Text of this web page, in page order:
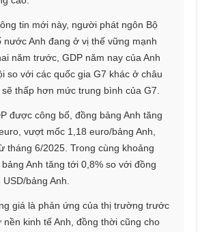
tin mới này, người phát ngôn Bộ
nước Anh đang ở vị thế vững mạnh
năm trước, GDP năm nay của Anh
so với các quốc gia G7 khác ở châu
thấp hơn mức trung bình của G7.
được công bố, đồng bảng Anh tăng
vượt mốc 1,18 euro/bảng Anh,
tháng 6/2025. Trong cùng khoảng
Anh tăng tới 0,8% so với đồng
bảng Anh.
giá là phản ứng của thị trường trước
kinh tế Anh, đồng thời cũng cho